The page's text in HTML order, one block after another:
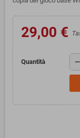
29,00 €
Quantità remove